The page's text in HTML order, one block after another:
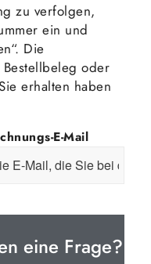
zu verfolgen,
ein und
Die
Bestellbeleg oder
erhalten haben
E-Mail
eine Frage?